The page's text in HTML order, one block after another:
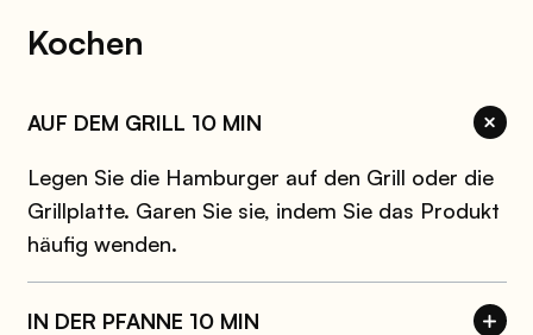
Kochen
AUF DEM GRILL 10 MIN
Legen Sie die Hamburger auf den Grill oder die
Grillplatte. Garen Sie sie, indem Sie das Produkt
häufig wenden.
IN DER PFANNE 10 MIN